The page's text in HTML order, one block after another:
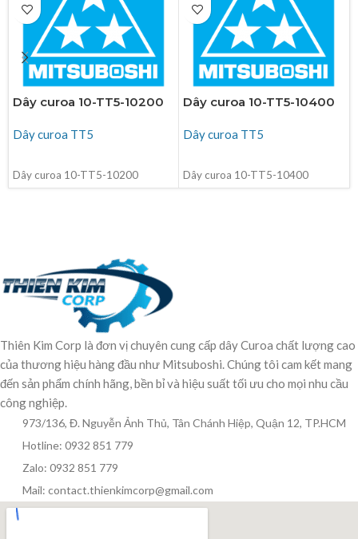
Dây curoa 10-TT5-10200
Dây curoa TT5
Dây curoa 10-TT5-10200
Dây curoa 10-TT5-10400
Dây curoa TT5
Dây curoa 10-TT5-10400
Thiên Kim Corp là đơn vị chuyên cung cấp dây Curoa chất lượng cao
của thương hiệu hàng đầu như Mitsuboshi. Chúng tôi cam kết mang
đến sản phẩm chính hãng, bền bỉ và hiệu suất tối ưu cho mọi nhu cầu
công nghiệp.
973/136, Đ. Nguyễn Ảnh Thủ, Tân Chánh Hiệp, Quận 12, TP.HCM
Hotline: 0932 851 779
Zalo: 0932 851 779
Mail: contact.thienkimcorp@gmail.com